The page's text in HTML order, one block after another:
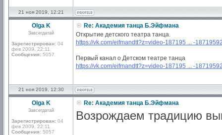
21 ноя 2019, 12:21
Olga K
Завсегдатай
Зарегистрирован: 04
фев 2009, 22:11
Сообщения: 5057
Re: Академия танца Б.Эйфмана
Открытие детского театра танца.
https://vk.com/eifmandtt?z=video-187195 ... -
Первый канал о Детском театре танца
https://vk.com/eifmandtt?z=video-187195 ... -
21 ноя 2019, 12:30
Olga K
Завсегдатай
Зарегистрирован: 04
фев 2009, 22:11
Сообщения: 5057
Re: Академия танца Б.Эйфмана
Возрождаем традицию